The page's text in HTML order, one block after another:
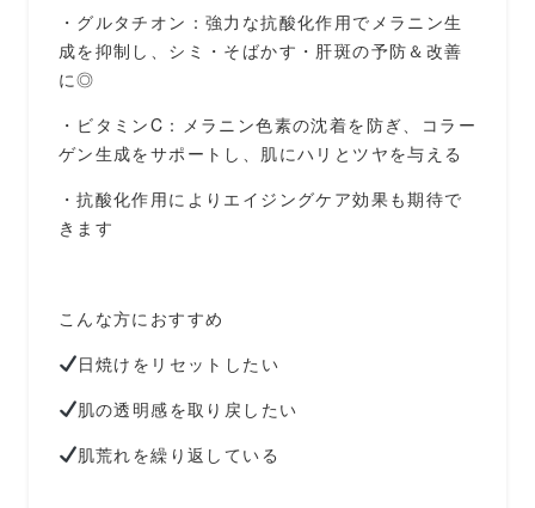
・グルタチオン：強力な抗酸化作用でメラニン生
成を抑制し、シミ・そばかす・肝斑の予防＆改善
に◎
・ビタミンC：メラニン色素の沈着を防ぎ、コラー
ゲン生成をサポートし、肌にハリとツヤを与える
・抗酸化作用によりエイジングケア効果も期待で
きます
こんな方におすすめ
日焼けをリセットしたい
肌の透明感を取り戻したい
肌荒れを繰り返している